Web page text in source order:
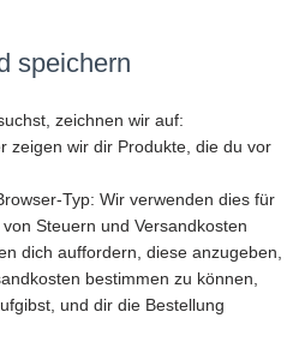
speichern
zeichnen wir auf:
zeigen wir dir Produkte, die du vor
Typ: Wir verwenden dies für
Steuern und Versandkosten
dich auffordern, diese anzugeben,
bestimmen zu können,
und dir die Bestellung